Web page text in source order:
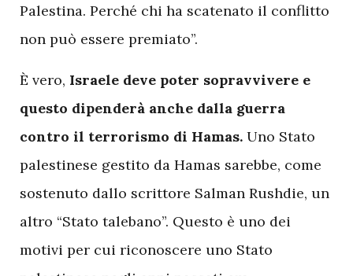
Palestina. Perché chi ha scatenato il conflitto
non può essere premiato”.
È vero, Israele deve poter sopravvivere e
questo dipenderà anche dalla guerra
contro il terrorismo di Hamas. Uno Stato
palestinese gestito da Hamas sarebbe, come
sostenuto dallo scrittore Salman Rushdie, un
altro “Stato talebano”. Questo è uno dei
motivi per cui riconoscere uno Stato